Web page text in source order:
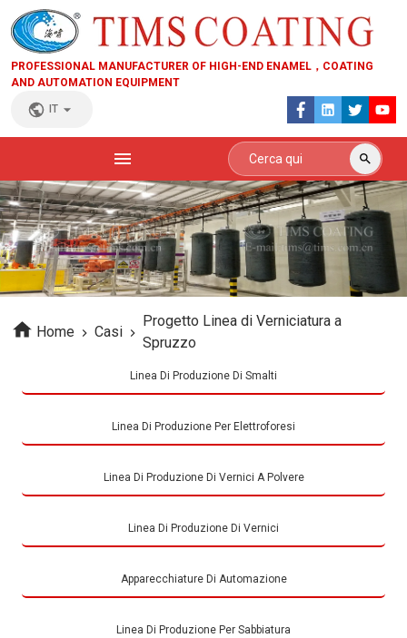
PROFESSIONAL MANUFACTURER OF HIGH-END ENAMEL，COATING
AND AUTOMATION EQUIPMENT
IT
Home Casi
Progetto Linea di Verniciatura a
Spruzzo
Linea Di Produzione Di Smalti
Linea Di Produzione Per Elettroforesi
Linea Di Produzione Di Vernici A Polvere
Linea Di Produzione Di Vernici
Apparecchiature Di Automazione
Linea Di Produzione Per Sabbiatura